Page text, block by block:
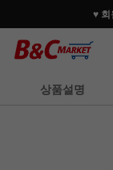
♥ 회
상품설명